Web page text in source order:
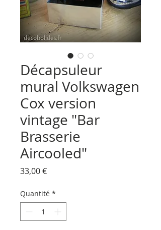
Décapsuleur
mural Volkswagen
Cox version
vintage "Bar
Brasserie
Aircooled"
33,00 €Prix
Quantité *